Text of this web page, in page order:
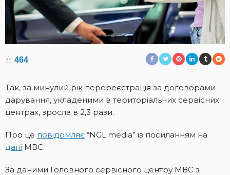
464
Так, за минулий рік перереєстрація за договорами
дарування, укладеними в територіальних сервісних
центрах, зросла в 2,3 рази.
Про це повідомляє “NGL.media” із посиланням на
дані МВС.
За даними Головного сервісного центру МВС з